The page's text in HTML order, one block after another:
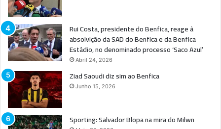
Rui Costa, presidente do Benfica, reage à
absolvição da SAD do Benfica e da Benfica
Estádio, no denominado processo ‘Saco Azul’
Abril 24, 2026
Ziad Saoudi diz sim ao Benfica
Junho 15, 2026
Sporting: Salvador Blopa na mira do Milwn